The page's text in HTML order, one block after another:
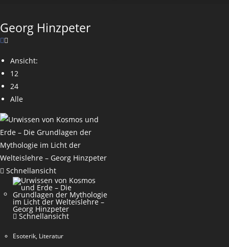
Georg Hinzpeter
Ansicht:
12
24
Alle
Schnellansicht
Schnellansicht
Esoterik, Literatur